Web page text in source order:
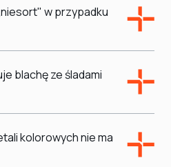
w przypadku
blachę ze śladami
kolorowych nie ma